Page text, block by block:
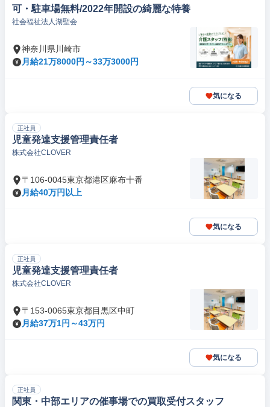
可・駐車場無料/2022年開設の綺麗な特養
社会福祉法人湖聖会
神奈川県川崎市
月給21万8000円～33万3000円
気になる
正社員
児童発達支援管理責任者
株式会社CLOVER
〒106-0045東京都港区麻布十番
月給40万円以上
気になる
正社員
児童発達支援管理責任者
株式会社CLOVER
〒153-0065東京都目黒区中町
月給37万1円～43万円
気になる
正社員
関東・中部エリアの催事場での買取受付スタッフ